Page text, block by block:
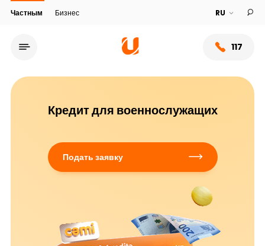
Частным Бизнес
117
Сеть обслуживания
Кредит для военнослужащих
Подать заявку